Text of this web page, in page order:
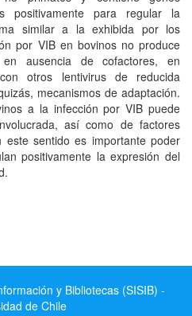
positivamente para regular la
similar a la exhibida por los
por VIB en bovinos no produce
ausencia de cofactores, en
otros lentivirus de reducida
mecanismos de adaptación.
a la infección por VIB puede
así como de factores
sentido es importante poder
positivamente la expresión del
y Bibliotecas (SISIB) -
de Chile